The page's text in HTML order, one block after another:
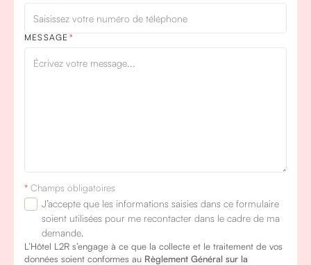
MESSAGE
* Champs obligatoires
J’accepte que les informations saisies dans ce formulaire
soient utilisées pour me recontacter dans le cadre de ma
demande.
L’Hôtel L2R s’engage à ce que la collecte et le traitement de vos
données soient conformes au Règlement Général sur la